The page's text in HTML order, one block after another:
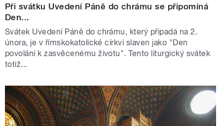
Při svátku Uvedení Páně do chrámu se připomíná
Den...
Svátek Uvedení Páně do chrámu, který připadá na 2.
února, je v římskokatolické církvi slaven jako "Den
povolání k zasvěcenému životu". Tento liturgický svátek
totiž...